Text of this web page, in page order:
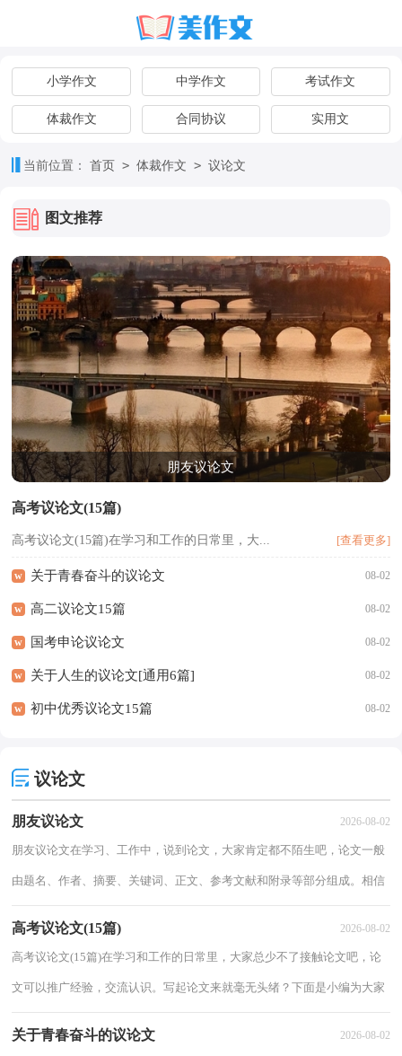
小学作文 中学作文 考试作文
体裁作文 合同协议 实用文
当前位置： 首页 > 体裁作文 > 议论文
图文推荐
朋友议论文
高考议论文(15篇)
高考议论文(15篇)在学习和工作的日常里，大... [查看更多]
w 关于青春奋斗的议论文 08-02
w 高二议论文15篇 08-02
w 国考申论议论文 08-02
w 关于人生的议论文[通用6篇] 08-02
w 初中优秀议论文15篇 08-02
议论文
朋友议论文 2026-08-02
朋友议论文在学习、工作中，说到论文，大家肯定都不陌生吧，论文一般
由题名、作者、摘要、关键词、正文、参考文献和附录等部分组成。相信
高考议论文(15篇) 2026-08-02
高考议论文(15篇)在学习和工作的日常里，大家总少不了接触论文吧，论
文可以推广经验，交流认识。写起论文来就毫无头绪？下面是小编为大家
关于青春奋斗的议论文 2026-08-02